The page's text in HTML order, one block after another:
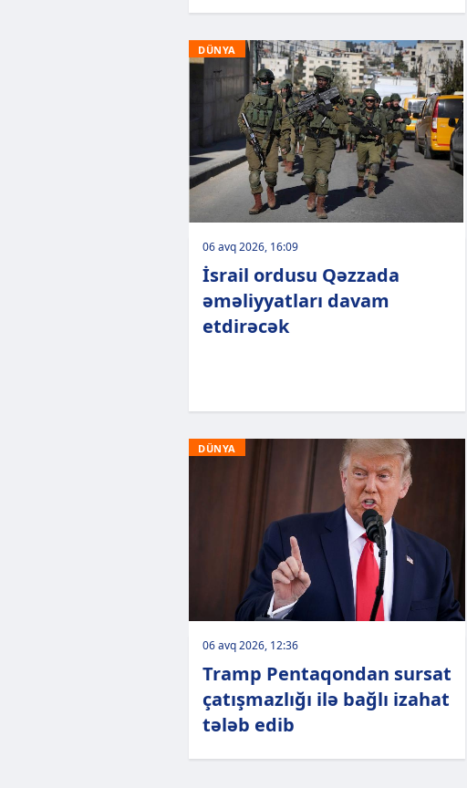
DÜNYA
06 avq 2026, 16:09
İsrail ordusu Qəzzada
əməliyyatları davam
etdirəcək
DÜNYA
06 avq 2026, 12:36
Tramp Pentaqondan sursat
çatışmazlığı ilə bağlı izahat
tələb edib